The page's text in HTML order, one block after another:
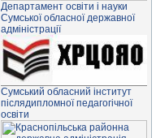
Департамент освiти і науки
Сумської обласної державної
адміністрації
Сумський обласний інститут
післядипломної педагогічної
освіти